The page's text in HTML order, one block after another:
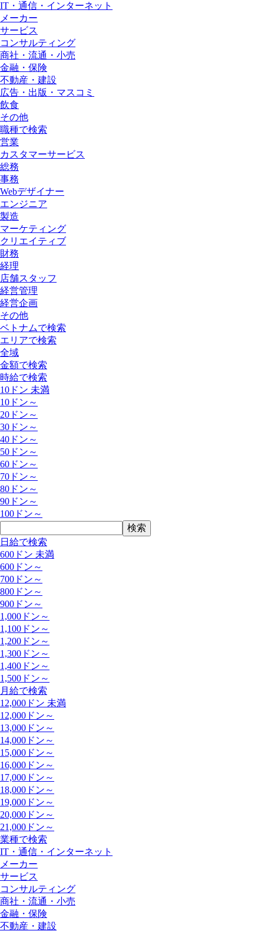
IT・通信・インターネット
メーカー
サービス
コンサルティング
商社・流通・小売
金融・保険
不動産・建設
広告・出版・マスコミ
飲食
その他
職種で検索
営業
カスタマーサービス
総務
事務
Webデザイナー
エンジニア
製造
マーケティング
クリエイティブ
財務
経理
店舗スタッフ
経営管理
経営企画
その他
ベトナムで検索
エリアで検索
全域
金額で検索
時給で検索
10ドン 未満
10ドン～
20ドン～
30ドン～
40ドン～
50ドン～
60ドン～
70ドン～
80ドン～
90ドン～
100ドン～
日給で検索
600ドン 未満
600ドン～
700ドン～
800ドン～
900ドン～
1,000ドン～
1,100ドン～
1,200ドン～
1,300ドン～
1,400ドン～
1,500ドン～
月給で検索
12,000ドン 未満
12,000ドン～
13,000ドン～
14,000ドン～
15,000ドン～
16,000ドン～
17,000ドン～
18,000ドン～
19,000ドン～
20,000ドン～
21,000ドン～
業種で検索
IT・通信・インターネット
メーカー
サービス
コンサルティング
商社・流通・小売
金融・保険
不動産・建設